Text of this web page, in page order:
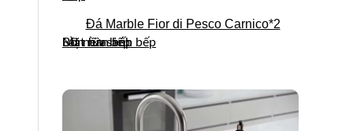
Mặt bàn bếp
Lát nền sảnh bếp
Bồn rửa bếp
Đá Marble Fior di Pesco Carnico*2